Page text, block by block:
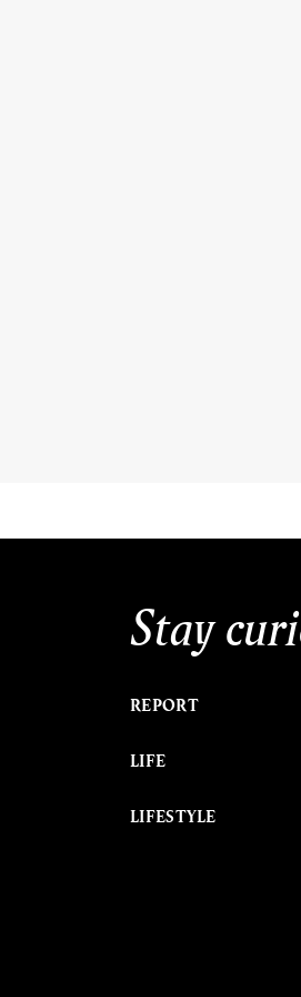
Stay
REPORT
LIFE
LIFESTYLE